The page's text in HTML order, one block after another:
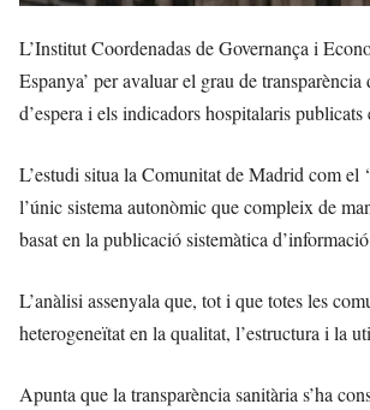
L’Institut Coordenadas de Governança i
Espanya’ per avaluar el grau de
d’espera i els indicadors hospitalaris
L’estudi situa la Comunitat de Madrid com el
l’únic sistema autonòmic que compleix de
basat en la publicació sistemàtica
L’anàlisi assenyala que, tot i que totes les
heterogeneïtat en la qualitat, l’estructura i la
Apunta que la transparència sanitària s’ha